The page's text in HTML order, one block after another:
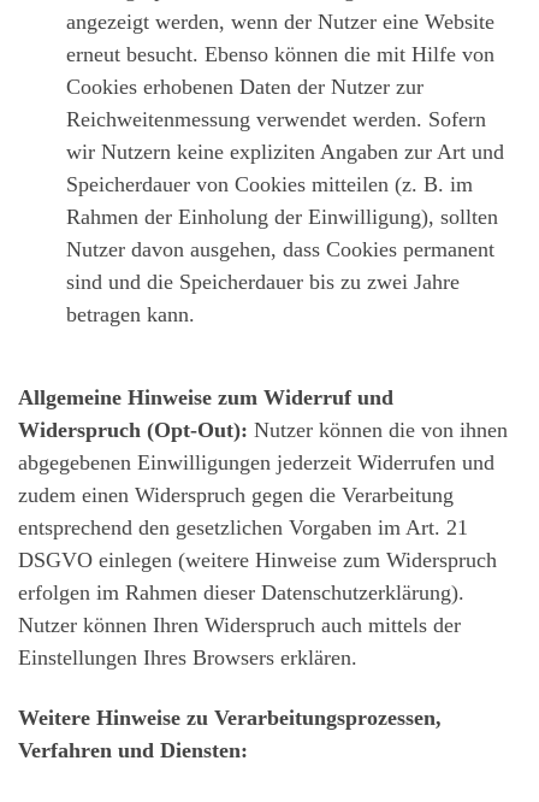
angezeigt werden, wenn der Nutzer eine Website
erneut besucht. Ebenso können die mit Hilfe von
Cookies erhobenen Daten der Nutzer zur
Reichweitenmessung verwendet werden. Sofern
wir Nutzern keine expliziten Angaben zur Art und
Speicherdauer von Cookies mitteilen (z. B. im
Rahmen der Einholung der Einwilligung), sollten
Nutzer davon ausgehen, dass Cookies permanent
sind und die Speicherdauer bis zu zwei Jahre
betragen kann.
Allgemeine Hinweise zum Widerruf und
Widerspruch (Opt-Out): Nutzer können die von ihnen
abgegebenen Einwilligungen jederzeit Widerrufen und
zudem einen Widerspruch gegen die Verarbeitung
entsprechend den gesetzlichen Vorgaben im Art. 21
DSGVO einlegen (weitere Hinweise zum Widerspruch
erfolgen im Rahmen dieser Datenschutzerklärung).
Nutzer können Ihren Widerspruch auch mittels der
Einstellungen Ihres Browsers erklären.
Weitere Hinweise zu Verarbeitungsprozessen,
Verfahren und Diensten: